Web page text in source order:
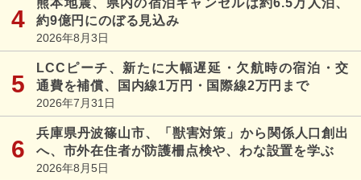
約9億円にのぼる見込み
2026年8月3日
LCCピーチ、新たに大幅遅延・欠航時の宿泊・交
通費を補償、国内線1万円・国際線2万円まで
2026年7月31日
兵庫県丹波篠山市、「獣害対策」から関係人口創出
へ、市外在住者が防護柵点検や、わな設置を学ぶ
2026年8月5日